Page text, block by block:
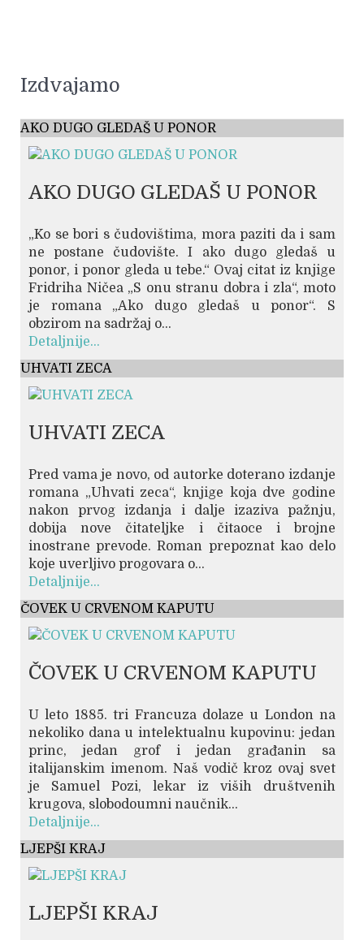
Izdvajamo
AKO DUGO GLEDAŠ U PONOR
AKO DUGO GLEDAŠ U PONOR
„Ko se bori s čudovištima, mora paziti da i sam
ne postane čudovište. I ako dugo gledaš u
ponor, i ponor gleda u tebe.“ Ovaj citat iz knjige
Fridriha Ničea „S onu stranu dobra i zla“, moto
je romana „Ako dugo gledaš u ponor“. S
obzirom na sadržaj o...
Detaljnije...
UHVATI ZECA
UHVATI ZECA
Pred vama je novo, od autorke doterano izdanje
romana „Uhvati zeca“, knjige koja dve godine
nakon prvog izdanja i dalje izaziva pažnju,
dobija nove čitateljke i čitaoce i brojne
inostrane prevode. Roman prepoznat kao delo
koje uverljivo progovara o...
Detaljnije...
ČOVEK U CRVENOM KAPUTU
ČOVEK U CRVENOM KAPUTU
U leto 1885. tri Francuza dolaze u London na
nekoliko dana u intelektualnu kupovinu: jedan
princ, jedan grof i jedan građanin sa
italijanskim imenom. Naš vodič kroz ovaj svet
je Samuel Pozi, lekar iz viših društvenih
krugova, slobodoumni naučnik...
Detaljnije...
LJEPŠI KRAJ
LJEPŠI KRAJ